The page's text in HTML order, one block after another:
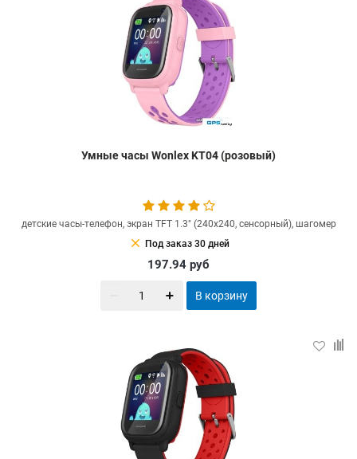
Умные часы Wonlex KT04 (розовый)
детские часы-телефон, экран TFT 1.3" (240x240, сенсорный), шагомер
clear Под заказ 30 дней
197.94 руб
В корзину